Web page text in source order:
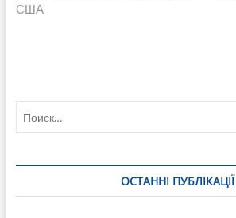
США
ОСТАННІ ПУБЛІКАЦІЇ